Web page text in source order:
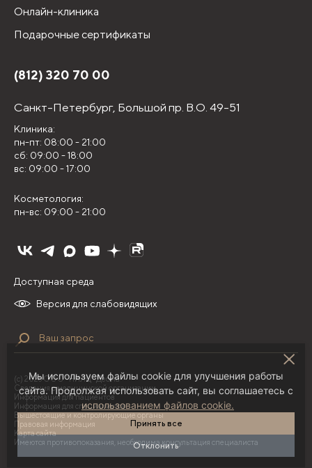
Онлайн-клиника
Подарочные сертификаты
(812) 320 70 00
Санкт-Петербург, Большой пр. В.О. 49-51
Клиника:
пн-пт: 08:00 - 21:00
сб: 09:00 - 18:00
вс: 09:00 - 17:00
Косметология:
пн-вс: 09:00 - 21:00
Версия для слабовидящих
Доступная среда
(с) 2026 ООО "НИЛЦ "Деома"
Сведения о медицинской организации
Информация для пациентов
Информация для специалистов
Вышестоящие и контролирующие органы
Правовая информация
Карта сайта
Имеются противопоказания, необходима консультация специалиста
Мы используем файлы cookie для улучшения работы
сайта. Продолжая использовать сайт, вы соглашаетесь с
использованием файлов cookie.
Принять все
Отклонить